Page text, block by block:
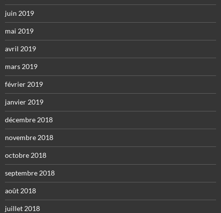
juin 2019
mai 2019
avril 2019
mars 2019
février 2019
janvier 2019
décembre 2018
novembre 2018
octobre 2018
septembre 2018
août 2018
juillet 2018